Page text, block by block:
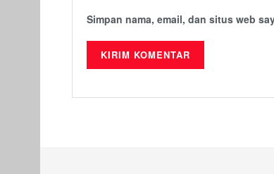
Simpan nama, email, dan situs web